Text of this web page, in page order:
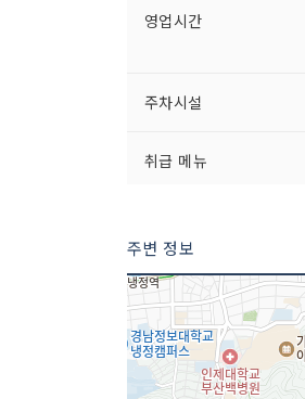
영업시간
주차시설
취급 메뉴
주변 정보